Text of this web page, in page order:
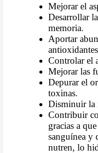
Mejorar el
Desarrollar
memoria.
Aportar
Controlar el
Mejorar las
Depurar el
toxinas.
Disminuir la
Contribuir
gracias a
sanguínea y
nutren, lo